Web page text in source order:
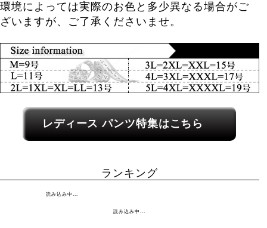
環境によっては実際のお色と多少異なる場合がご
ざいますが、ご了承くださいませ。
レディース関連カテゴリーへのリンク
レディース パンツ特集はこちら
ランキング
読み込み中...
読み込み中...